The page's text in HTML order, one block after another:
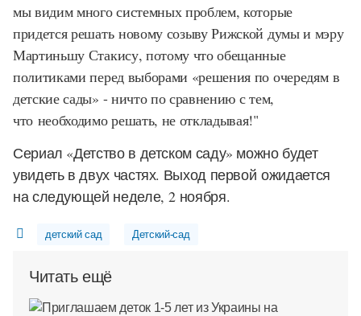
мы видим много системных проблем, которые
придется решать новому созыву Рижской думы и мэру
Мартиньшу Стакису, потому что обещанные
политиками перед выборами «решения по очередям в
детские сады» - ничто по сравнению с тем,
что необходимо решать, не откладывая!"
Сериал «Детство в детском саду» можно будет
увидеть в двух частях. Выход первой ожидается
на следующей неделе, 2 ноября.
детский сад Детский-сад
Читать ещё